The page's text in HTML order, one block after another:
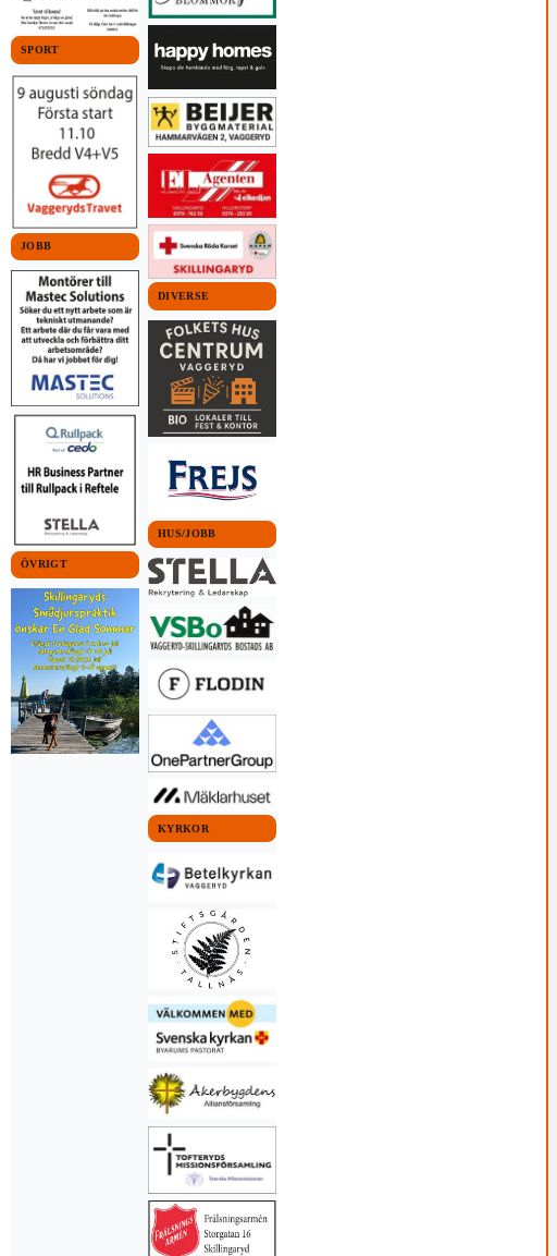
SPORT
JOBB
ÖVRIGT
DIVERSE
HUS/JOBB
KYRKOR